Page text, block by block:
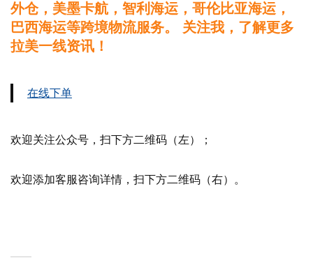
外仓，美墨卡航，智利海运，哥伦比亚海运，
巴西海运等跨境物流服务。 关注我，了解更多
拉美一线资讯！
在线下单
欢迎关注公众号，扫下方二维码（左）；
欢迎添加客服咨询详情，扫下方二维码（右）。